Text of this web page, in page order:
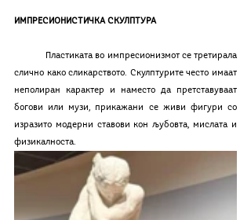
ИМПРЕСИОНИСТИЧКА СКУЛПТУРА
слично како сликарството. Скулптурите често имаат
неполиран карактер и наместо да претставуваат
богови или музи, прикажани се живи фигури со
изразито модерни ставови кон љубовта, мислата и
физикалноста.